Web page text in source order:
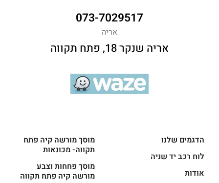
073-7029517
אריה
אריה שנקר 18, פתח תקווה
הדגמים שלנו
לוח רכב יד שניה
אודות
מוסך מורשה קיה פתח
תקווה- מכונאות
מוסך פחחות וצבע
מורשה קיה פתח תקווה